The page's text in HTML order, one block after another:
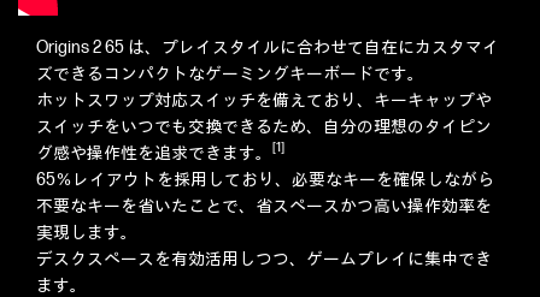
Origins 2 65 は、プレイスタイルに合わせて自在にカスタマイ
ズできるコンパクトなゲーミングキーボードです。
ホットスワップ対応スイッチを備えており、キーキャップや
スイッチをいつでも交換できるため、自分の理想のタイピン
グ感や操作性を追求できます。
[1]
65％レイアウトを採用しており、必要なキーを確保しながら
不要なキーを省いたことで、省スペースかつ高い操作効率を
実現します。
デスクスペースを有効活用しつつ、ゲームプレイに集中でき
ます。